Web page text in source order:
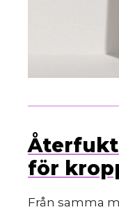
för
Från samma